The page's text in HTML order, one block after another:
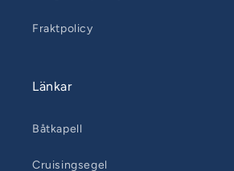
Fraktpolicy
Länkar
Båtkapell
Cruisingsegel